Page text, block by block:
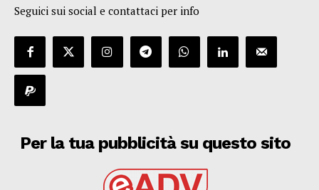
Seguici sui social e contattaci per info
Per la tua pubblicità su questo sito